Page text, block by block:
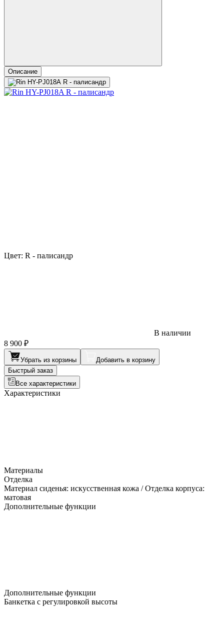
Описание
Цвет: R - палисандр
В наличии
8 900 ₽
Убрать из корзины
Добавить в корзину
Быстрый заказ
Все характеристики
Характеристики
Материалы
Отделка
Материал сиденья: искусственная кожа / Отделка корпуса:
матовая
Дополнительные функции
Дополнительные функции
Банкетка с регулировкой высоты